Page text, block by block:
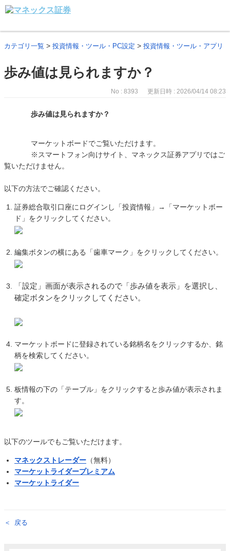
カテゴリ一覧 > 投資情報・ツール・PC設定 > 投資情報・ツール・アプリ
歩み値は見られますか？
No : 8393 更新日時 : 2026/04/14 08:23
歩み値は見られますか？
マーケットボードでご覧いただけます。
※スマートフォン向けサイト、マネックス証券アプリではご
覧いただけません。
以下の方法でご確認ください。
証券総合取引口座にログインし「投資情報」→「マーケットボー
ド」をクリックしてください。
編集ボタンの横にある「歯車マーク」をクリックしてください。
「設定」画面が表示されるので「歩み値を表示」を選択し、
確定ボタンをクリックしてください。
マーケットボードに登録されている銘柄名をクリックするか、銘
柄を検索してください。
板情報の下の「テーブル」をクリックすると歩み値が表示されま
す。
以下のツールでもご覧いただけます。
マネックストレーダー （無料）
マーケットライダープレミアム
マーケットライダー
戻る